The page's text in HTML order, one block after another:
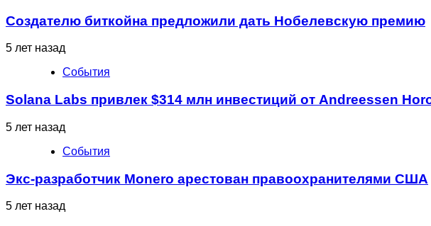
Создателю биткойна предложили дать Нобелевскую премию
5 лет назад
События
Solana Labs привлек $314 млн инвестиций от Andreessen
5 лет назад
События
Экс-разработчик Monero арестован правоохранителями США
5 лет назад